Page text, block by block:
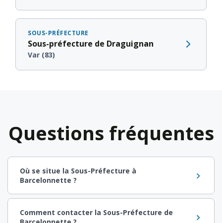
SOUS-PRÉFECTURE
Sous-préfecture de Draguignan
Var (83)
Questions fréquentes
Où se situe la Sous-Préfecture à
Barcelonnette ?
Comment contacter la Sous-Préfecture de